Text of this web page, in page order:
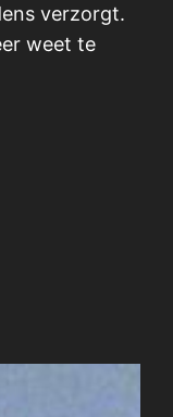
verzorgt.
weet te